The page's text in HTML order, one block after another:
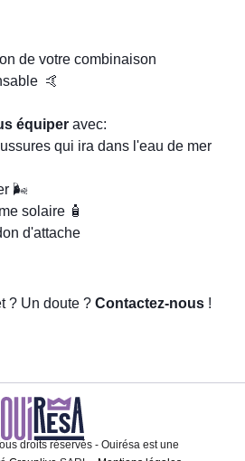
de votre combinaison
🤙
équiper avec:
qui ira dans l'eau de mer
🌬
solaire 🧴
d'attache
? Un doute ? Contactez-nous !
droits réservés - Ouirésa est une